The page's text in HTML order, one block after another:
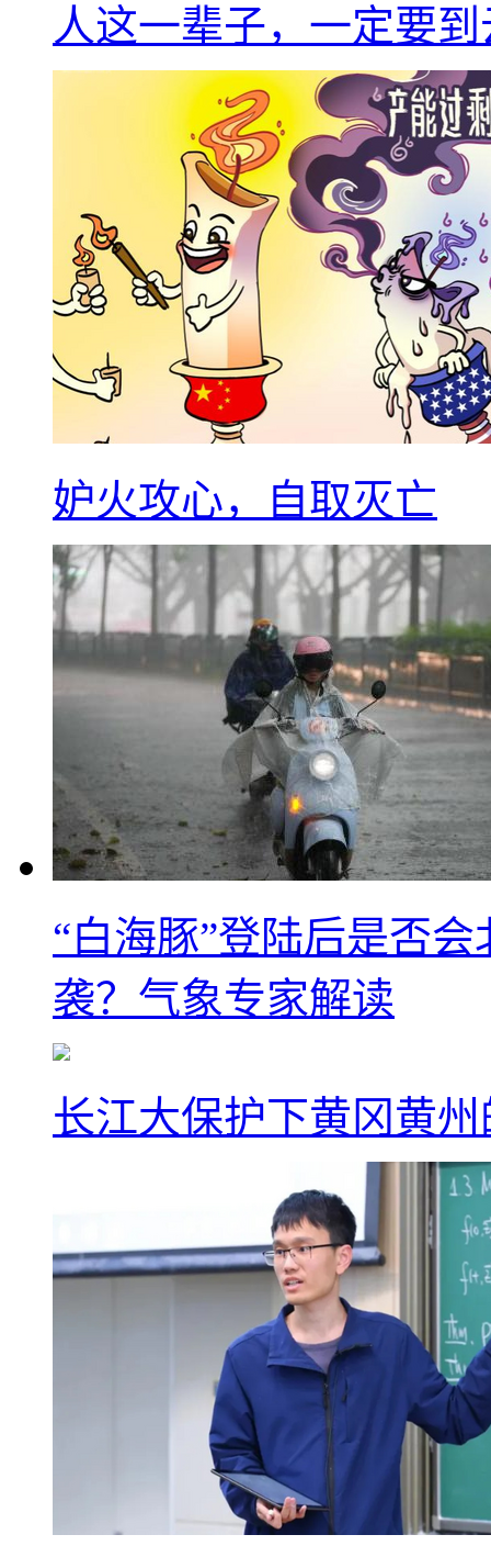
人这一辈子，一定要
妒火攻心，自取灭亡
“白海豚”登陆后是否
袭？气象专家解读
长江大保护下黄冈黄